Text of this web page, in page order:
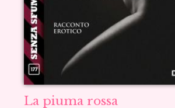
La piuma rossa